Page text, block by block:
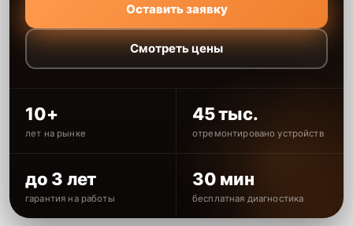
Оставить заявку
Смотреть цены
10+
лет на рынке
45 тыс.
отремонтировано устройств
до 3 лет
гарантия на работы
30 мин
бесплатная диагностика